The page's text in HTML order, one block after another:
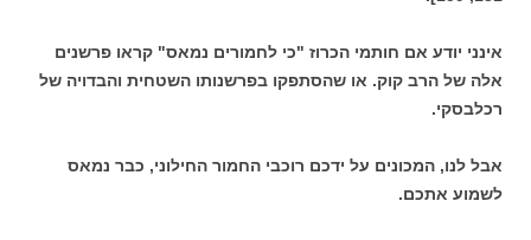
אינני יודע אם חותמי הכרוז "כי לחמורים נמאס" קראו פרשנים
אלה של הרב קוק. או שהסתפקו בפרשנותו השטחית והבדויה של
רכלבסקי.
אבל לנו, המכונים על ידכם רוכבי החמור החילוני, כבר נמאס
לשמוע אתכם.